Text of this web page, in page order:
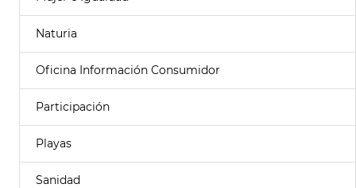
Naturia
Oficina Información Consumidor
Participación
Playas
Sanidad